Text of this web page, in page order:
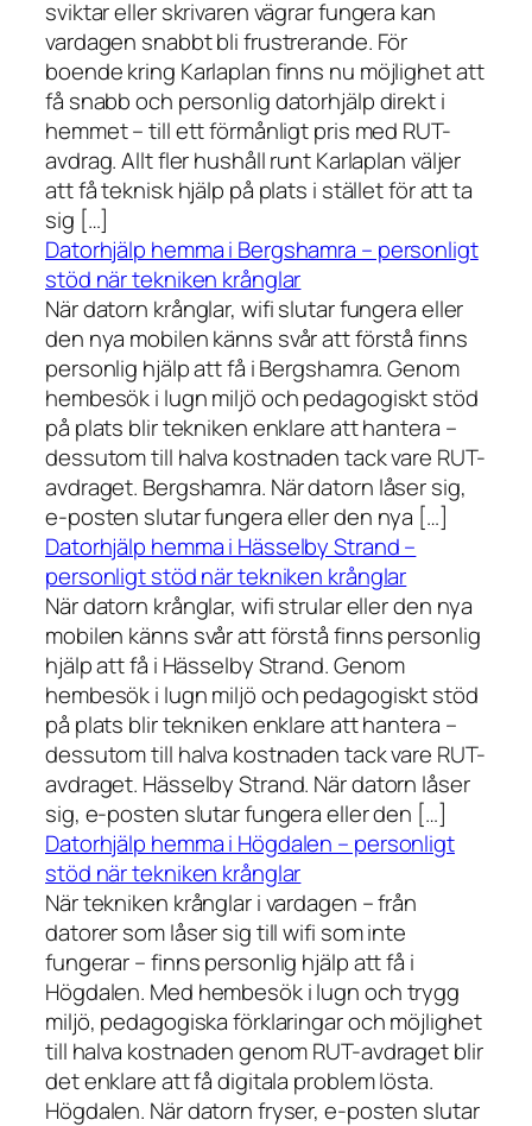
sviktar eller skrivaren vägrar fungera kan
vardagen snabbt bli frustrerande. För
boende kring Karlaplan finns nu möjlighet att
få snabb och personlig datorhjälp direkt i
hemmet – till ett förmånligt pris med RUT-
avdrag. Allt fler hushåll runt Karlaplan väljer
att få teknisk hjälp på plats i stället för att ta
sig […]
Datorhjälp hemma i Bergshamra – personligt
stöd när tekniken krånglar
När datorn krånglar, wifi slutar fungera eller
den nya mobilen känns svår att förstå finns
personlig hjälp att få i Bergshamra. Genom
hembesök i lugn miljö och pedagogiskt stöd
på plats blir tekniken enklare att hantera –
dessutom till halva kostnaden tack vare RUT-
avdraget. Bergshamra. När datorn låser sig,
e-posten slutar fungera eller den nya […]
Datorhjälp hemma i Hässelby Strand –
personligt stöd när tekniken krånglar
När datorn krånglar, wifi strular eller den nya
mobilen känns svår att förstå finns personlig
hjälp att få i Hässelby Strand. Genom
hembesök i lugn miljö och pedagogiskt stöd
på plats blir tekniken enklare att hantera –
dessutom till halva kostnaden tack vare RUT-
avdraget. Hässelby Strand. När datorn låser
sig, e-posten slutar fungera eller den […]
Datorhjälp hemma i Högdalen – personligt
stöd när tekniken krånglar
När tekniken krånglar i vardagen – från
datorer som låser sig till wifi som inte
fungerar – finns personlig hjälp att få i
Högdalen. Med hembesök i lugn och trygg
miljö, pedagogiska förklaringar och möjlighet
till halva kostnaden genom RUT-avdraget blir
det enklare att få digitala problem lösta.
Högdalen. När datorn fryser, e-posten slutar